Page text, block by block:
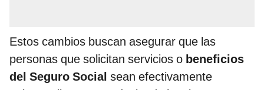
Estos cambios buscan asegurar que las
personas que solicitan servicios o beneficios
del Seguro Social sean efectivamente